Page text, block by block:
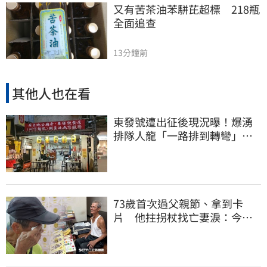
又有苦茶油苯駢芘超標　218瓶
全面追查
13分鐘前
其他人也在看
東發號遭出征後現況曝！爆湧
排隊人龍「一路排到轉彎」
73歲首次過父親節、拿到卡
片 他拄拐杖找亡妻淚：今天